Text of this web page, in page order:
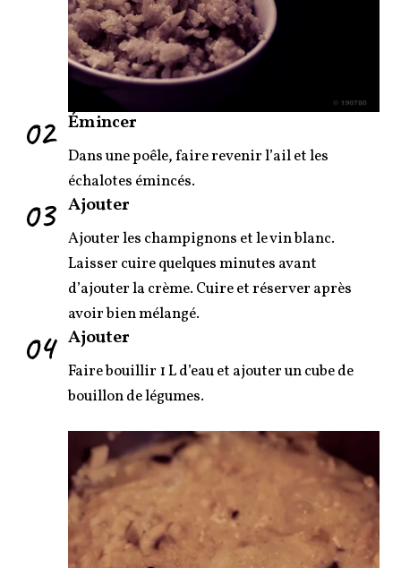
02 Émincer
Dans une poêle, faire revenir l’ail et les
échalotes émincés.
03 Ajouter
Ajouter les champignons et le vin blanc.
Laisser cuire quelques minutes avant
d’ajouter la crème. Cuire et réserver après
avoir bien mélangé.
04 Ajouter
Faire bouillir 1 L d’eau et ajouter un cube de
bouillon de légumes.